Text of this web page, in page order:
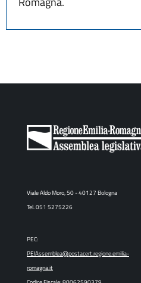
Viale Aldo Moro, 50 - 40127 Bologna
Tel. 051 5275226
PEC:
PEIAssemblea@postacert.regione.emilia-
romagna.it